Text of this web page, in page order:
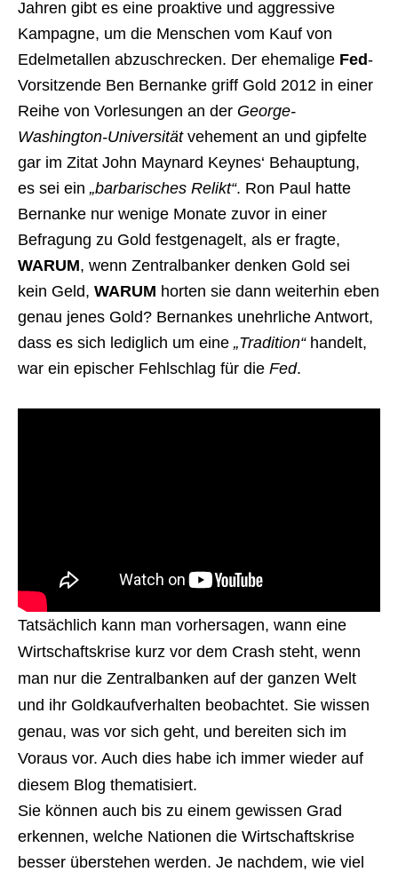
Jahren gibt es eine proaktive und aggressive
Kampagne, um die Menschen vom Kauf von
Edelmetallen abzuschrecken. Der ehemalige Fed-
Vorsitzende Ben Bernanke griff Gold 2012 in einer
Reihe von Vorlesungen an der George-
Washington-Universitätvehement an und gipfelte
gar im Zitat John Maynard Keynes‘ Behauptung,
es sei ein „barbarisches Relikt“. Ron Paul hatte
Bernanke nur wenige Monate zuvor in einer
Befragung zu Gold festgenagelt, als er fragte,
WARUM, wenn Zentralbanker denken Gold sei
kein Geld, WARUM horten sie dann weiterhin eben
genau jenes Gold? Bernankes unehrliche Antwort,
dass es sich lediglich um eine „Tradition“handelt,
war ein epischer Fehlschlag für die Fed.
Tatsächlich kann man vorhersagen, wann eine
Wirtschaftskrise kurz vor dem Crash steht, wenn
man nur die Zentralbanken auf der ganzen Welt
und ihr Goldkaufverhalten beobachtet. Sie wissen
genau, was vor sich geht, und bereiten sich im
Voraus vor. Auch dies habe ich immer wieder auf
diesem Blog thematisiert.
Sie können auch bis zu einem gewissen Grad
erkennen, welche Nationen die Wirtschaftskrise
besser überstehen werden. Je nachdem, wie viel